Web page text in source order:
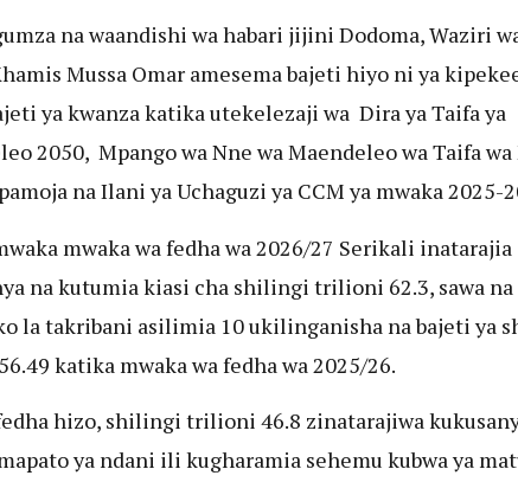
na waandishi wa habari jijini Dodoma, Waziri
Mussa Omar amesema bajeti hiyo ni ya
ya kwanza katika utekelezaji wa Dira ya Taifa ya
2050, Mpango wa Nne wa Maendeleo wa Taifa
na Ilani ya Uchaguzi ya CCM ya mwaka 2025-
mwaka wa fedha wa 2026/27 Serikali inatarajia
na kutumia kiasi cha shilingi trilioni 62.3, sawa na
la takribani asilimia 10 ukilinganisha na bajeti ya
katika mwaka wa fedha wa 2025/26.
hizo, shilingi trilioni 46.8 zinatarajiwa
ya ndani ili kugharamia sehemu kubwa ya